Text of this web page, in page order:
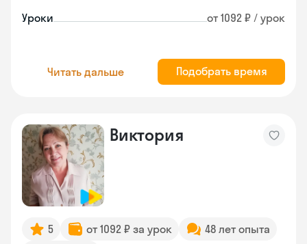
Уроки от 1092 ₽ / урок
Читать дальше Подобрать время
Виктория
5 от 1092 ₽ за урок
48 лет опыта